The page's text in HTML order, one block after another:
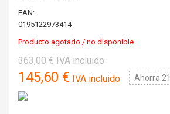
EAN:
0195122973414
Producto agotado / no disponible
363,00 €IVA incluido
145,60 € IVA incluido Ahorra